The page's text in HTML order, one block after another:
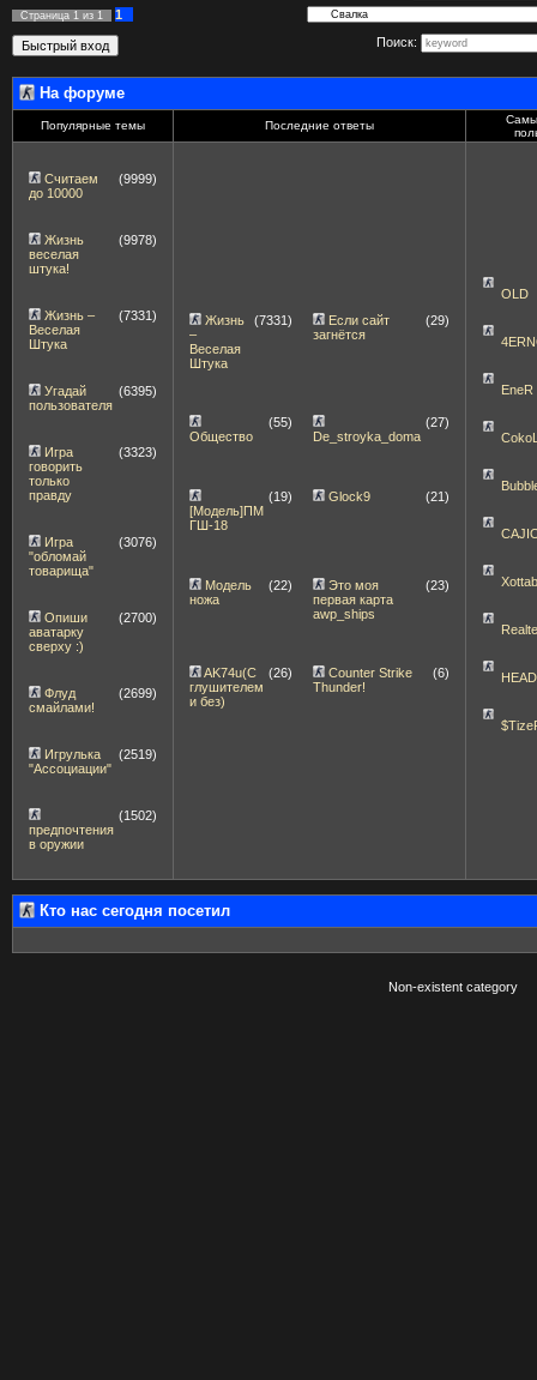
Страница 1 из 1
1
Поиск:
На форуме
Популярные темы Последние ответы
Считаем
до 10000
(9999)
Жизнь
веселая
штука!
(9978)
Жизнь –
Веселая
Штука
(7331)
Угадай
пользователя
(6395)
Игра
говорить
только
правду
(3323)
Игра
"обломай
товарища"
(3076)
Опиши
аватарку
сверху :)
(2700)
Флуд
смайлами!
(2699)
Игрулька
"Ассоциации"
(2519)
предпочтения
в оружии
(1502)
Жизнь
–
Веселая
Штука
(7331)
Если сайт
загнётся
(29)
Общество
(55)
De_stroyka_doma
(27)
[Модель]ПМ
ГШ-18
(19) Glock9 (21)
Модель
ножа
(22)
Это моя
первая карта
awp_ships
(23)
AK74u(С
глушителем
и без)
(26)
Counter Strike
Thunder!
(6)
OLD
EneR
Кто нас сегодня посетил
Non-existent category